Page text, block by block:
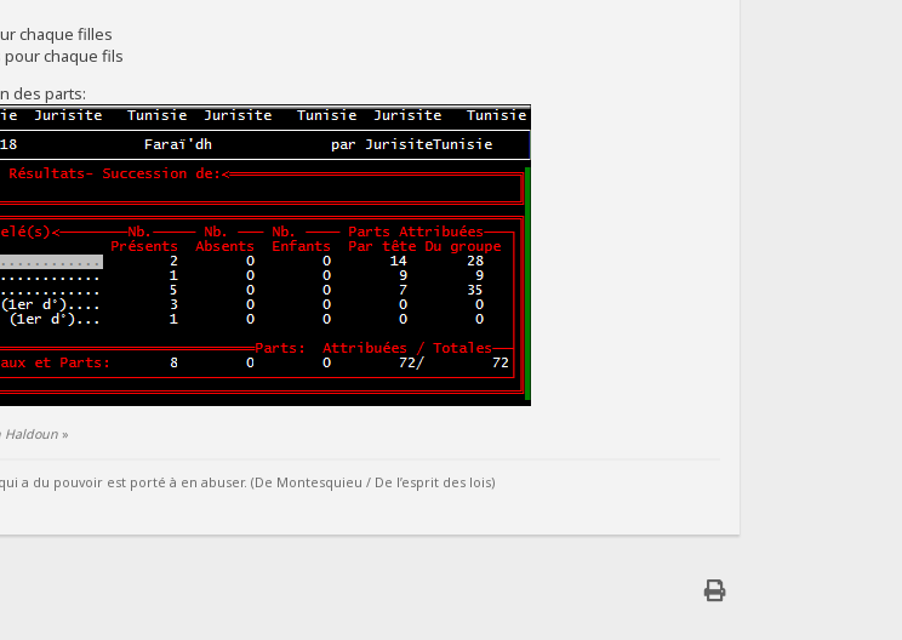
chaque filles
pour chaque fils
des parts:
Haldoun »
a du pouvoir est porté à en abuser. (De Montesquieu / De l’esprit des lois)